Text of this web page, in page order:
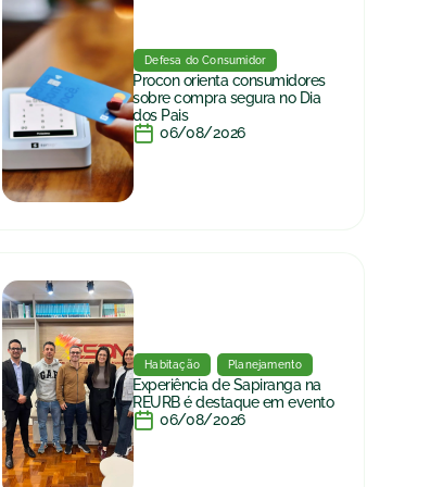
Defesa do Consumidor
Procon orienta consumidores
sobre compra segura no Dia
dos Pais
06/08/2026
Habitação Planejamento
Experiência de Sapiranga na
REURB é destaque em evento
06/08/2026